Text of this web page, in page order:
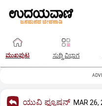
ಮುಖಪುಟ ಸುದ್ದಿ ವಿಭಾಗ
ಯುವಿ ಫ್ಯೂಷನ್ MAR 26,